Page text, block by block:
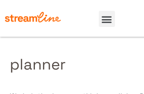
do
Menu
planner